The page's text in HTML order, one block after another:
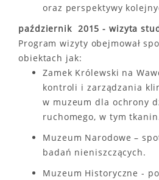
oraz perspektywy
październik 2015 - wizyta
Program wizyty obejmował
obiektach jak:
Zamek Królewski na
kontroli i zarządzania
w muzeum dla ochrony
ruchomego, w tym
Muzeum Narodowe –
badań nieniszczących.
Muzeum Historyczne -